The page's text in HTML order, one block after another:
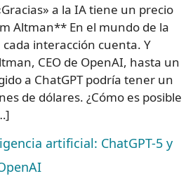
a la IA tiene un precio
Altman** En el mundo de la
interacción cuenta. Y
CEO de OpenAI, hasta un
a ChatGPT podría tener un
de dólares. ¿Cómo es posible
artificial: ChatGPT-5 y